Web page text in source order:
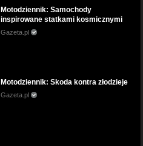
Motodziennik: Samochody
inspirowane statkami kosmicznymi
Gazeta.pl
Motodziennik: Skoda kontra złodzieje
Gazeta.pl